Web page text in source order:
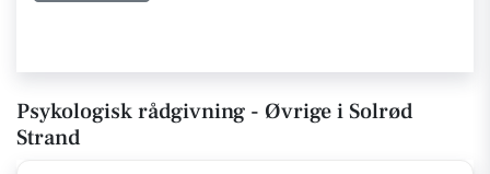
Psykologisk rådgivning - Øvrige i Solrød
Strand